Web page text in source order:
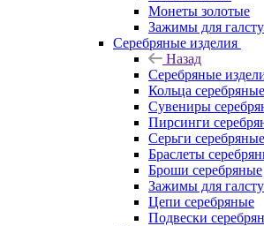
Монеты золотые
Зажимы для
Серебряные изделия
Назад
Серебряные
Кольца серебряные
Сувениры
Пирсинги
Серьги серебряные
Браслеты
Броши серебряные
Зажимы для
Цепи серебряные
Подвески